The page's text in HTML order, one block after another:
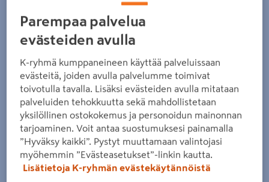
Parempaa palvelua
evästeiden avulla
K-ryhmä kumppaneineen käyttää palveluissaan
evästeitä, joiden avulla palvelumme toimivat
toivotulla tavalla. Lisäksi evästeiden avulla mitataan
palveluiden tehokkuutta sekä mahdollistetaan
yksilöllinen ostokokemus ja personoidun mainonnan
tarjoaminen. Voit antaa suostumuksesi painamalla
”Hyväksy kaikki”. Pystyt muuttamaan valintojasi
myöhemmin ”Evästeasetukset”-linkin kautta.
Lisätietoja K-ryhmän evästekäytännöistä